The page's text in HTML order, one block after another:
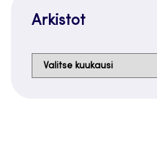
Arkistot
Arkistot